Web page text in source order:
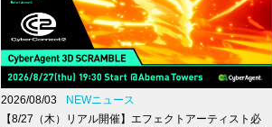
2026/08/03
NEWニュース
【8/27（木）リアル開催】エフェクトアーティスト必